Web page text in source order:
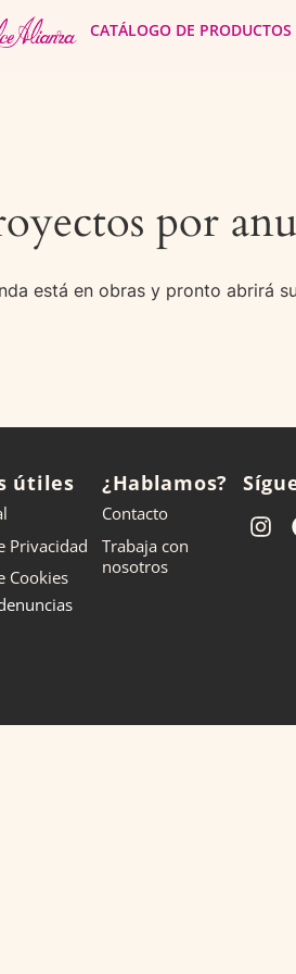
CATÁLOGO DE PRODUCTOS
por
está en obras y pronto abrirá
útiles
Privacidad
Cookies
¿Hablamos?
Contacto
Trabaja con
nosotros